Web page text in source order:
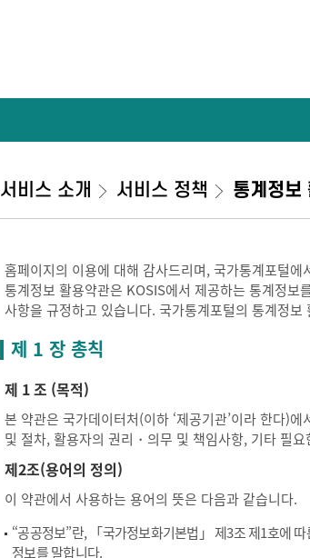
서비스 소개 서비스 정책 통계정보
홈페이지의 이용에 대해 감사드리며, 국가통계포털
통계정보 활용약관은 KOSIS에서 제공하는 통계정
사항을 규정하고 있습니다. 국가통계포털의 통계정
제 1 장 총칙
제 1 조 (목적)
본 약관은 국가데이터처(이하 ‘제공기관’이라 한다)
및 절차, 활용자의 권리・의무 및 책임사항, 기타 필
제2조(용어의 정의)
이 약관에서 사용하는 용어의 뜻은 다음과 같습니다.
“공공정보”란, 「국가정보화기본법」 제3조 제1호에
정보를 말합니다.